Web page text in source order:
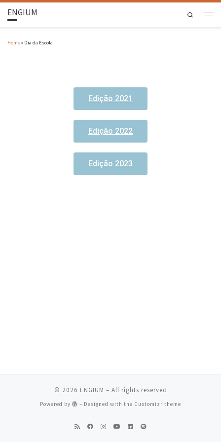
ENGIUM Search
Home» Dia da Escola
Edição 2021
Edição 2022
Edição 2023
© 2026 ENGIUM – All rights reserved
Powered by – Designed with the Customizr theme